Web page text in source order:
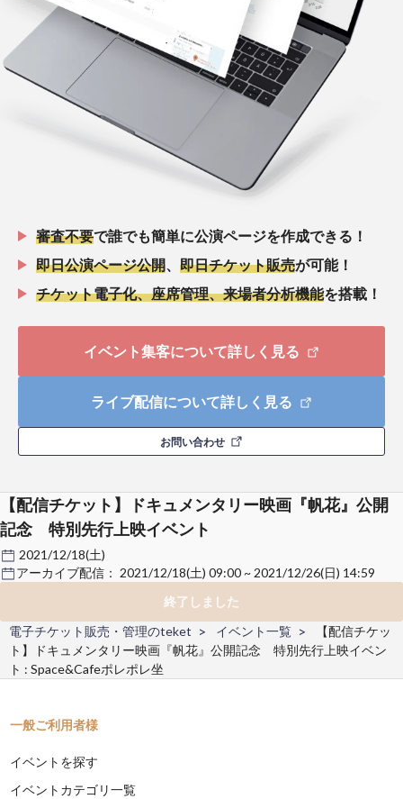
審査不要で誰でも簡単に公演ページを作成できる！
即日公演ページ公開
即日チケット販売が可能！
チケット電子化、座席管理、来場者分析機能を搭載！
イベント集客について詳しく見る
ライブ配信について詳しく見る
お問い合わせ
【配信チケット】ドキュメンタリー映画『帆花』公開
記念 特別先行上映イベント
2021/12/18(土)
アーカイブ配信： 2021/12/18(土) 09:00 ~ 2021/12/26(日) 14:59
終了しました
電子チケット販売・管理のteket
イベント一覧
【配信チケッ
ト】ドキュメンタリー映画『帆花』公開記念 特別先行上映イベン
ト : Space&Cafeポレポレ坐
一般ご利用者様
イベントを探す
イベントカテゴリ一覧